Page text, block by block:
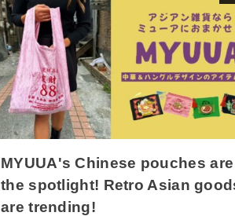
MYUUA's Chinese pouches
the spotlight! Retro Asian
are trending!